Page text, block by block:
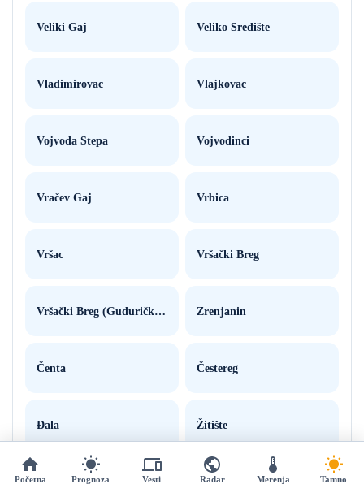
Veliki Gaj Veliko Središte
Vladimirovac Vlajkovac
Vojvoda Stepa Vojvodinci
Vračev Gaj Vrbica
Vršac Vršački Breg
Vršački Breg (Gudurički Vrh) Zrenjanin
Čenta Čestereg
Đala Žitište
Početna Prognoza Vesti Radar Merenja Tamno